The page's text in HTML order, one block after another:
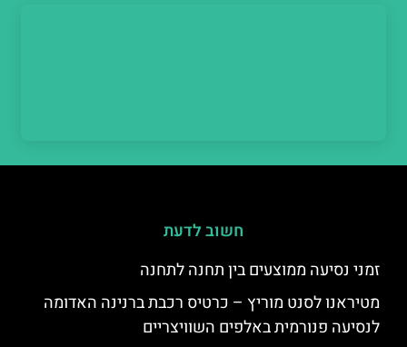
חשוב לדעת
זמני נסיעה ממוצעים בין תחנה לתחנה
מטיראנו לסנט מוריץ – כרטיס רכבת ברנינה האדומה
לנסיעה פנורמית באלפים השוויצריים